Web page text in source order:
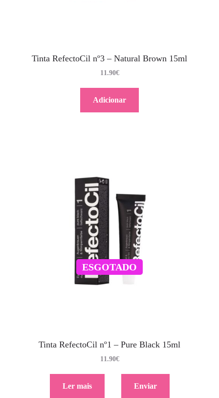
Tinta RefectoCil nº3 – Natural Brown 15ml
11.90€
Adicionar
ESGOTADO
Tinta RefectoCil nº1 – Pure Black 15ml
11.90€
Ler mais Enviar